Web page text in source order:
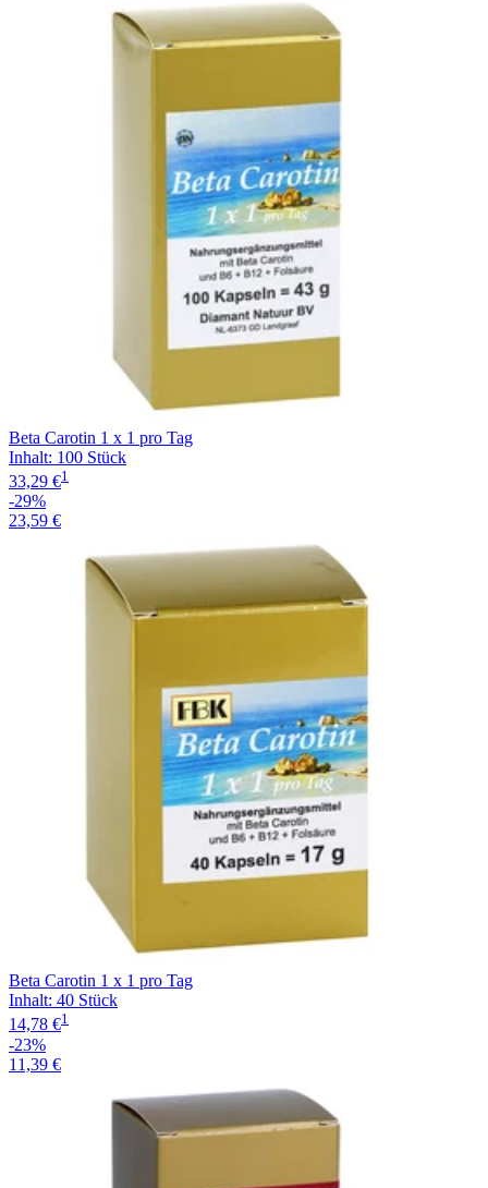
Beta Carotin 1 x 1 pro Tag
Inhalt: 100 Stück
33,29 €1
-29%
23,59 €
Beta Carotin 1 x 1 pro Tag
Inhalt: 40 Stück
14,78 €1
-23%
11,39 €